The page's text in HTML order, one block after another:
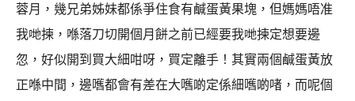
蓉月，幾兄弟姊妹都係爭住食有鹹蛋黃果塊，但媽媽唔准
我哋揀，喺落刀切開個月餅之前已經要我哋揀定想要邊
忽，好似開到買大細咁呀，買定離手！其實兩個鹹蛋黃放
正喺中間，邊嚿都會有差在大嚿啲定係細嚿啲啫，而呢個